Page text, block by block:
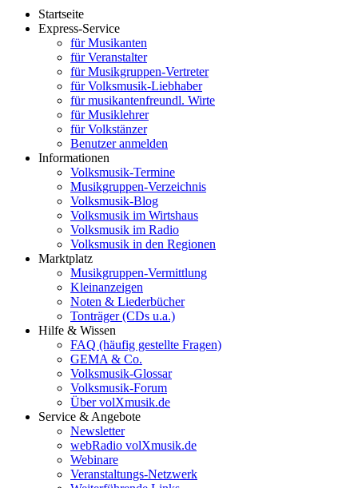
Startseite
Express-Service
für Musikanten
für Veranstalter
für Musikgruppen-Vertreter
für Volksmusik-Liebhaber
für musikantenfreundl. Wirte
für Musiklehrer
für Volkstänzer
Benutzer anmelden
Informationen
Volksmusik-Termine
Musikgruppen-Verzeichnis
Volksmusik-Blog
Volksmusik im Wirtshaus
Volksmusik im Radio
Volksmusik in den Regionen
Marktplatz
Musikgruppen-Vermittlung
Kleinanzeigen
Noten & Liederbücher
Tonträger (CDs u.a.)
Hilfe & Wissen
FAQ (häufig gestellte Fragen)
GEMA & Co.
Volksmusik-Glossar
Volksmusik-Forum
Über volXmusik.de
Service & Angebote
Newsletter
webRadio volXmusik.de
Webinare
Veranstaltungs-Netzwerk